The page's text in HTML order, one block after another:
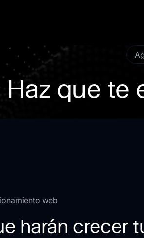
Haz que te
web
harán crecer